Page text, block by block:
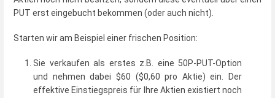
PUT erst eingebucht bekommen (oder auch nicht).
Starten wir am Beispiel einer frischen Position:
Sie verkaufen als erstes z.B. eine 50P-PUT-Option
und nehmen dabei $60 ($0,60 pro Aktie) ein. Der
effektive Einstiegspreis für Ihre Aktien existiert noch